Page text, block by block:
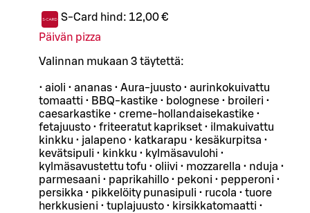
S-Card hind: 12,00 €
Päivän pizza
Valinnan mukaan 3 täytettä:
• aioli • ananas • Aura-juusto • aurinkokuivattu
tomaatti • BBQ-kastike • bolognese • broileri •
caesarkastike • creme-hollandaisekastike •
fetajuusto • friteeratut kaprikset • ilmakuivattu
kinkku • jalapeno • katkarapu • kesäkurpitsa •
kevätsipuli • kinkku • kylmäsavulohi •
kylmäsavustettu tofu • oliivi • mozzarella • nduja •
parmesaani • paprikahillo • pekoni • pepperoni •
persikka • pikkelöity punasipuli • rucola • tuore
herkkusieni • tuplajuusto • kirsikkatomaatti •